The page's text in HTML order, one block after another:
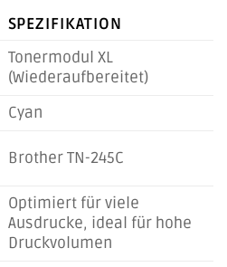
SPEZIFIKATION
Tonermodul XL
(Wiederaufbereitet)
Cyan
Brother TN-245C
Optimiert für viele
Ausdrucke, ideal für hohe
Druckvolumen